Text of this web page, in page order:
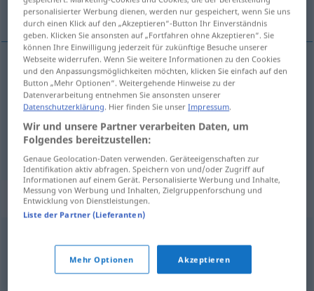
член, артикул, статия
член Artikel GRAM
артикул Artikel HANDEL
статия ArtikelZeitung
Synonyme für "Artikel"
(in einer Zeitung publizierter) Text,Beitrag
personalisierter Werbung dienen, werden nur gespeichert, wenn Sie uns
durch einen Klick auf den „Akzeptieren“-Button Ihr Einverständnis
geben. Klicken Sie ansonsten auf „Fortfahren ohne Akzeptieren“. Sie
können Ihre Einwilligung jederzeit für zukünftige Besuche unserer
Webseite widerrufen. Wenn Sie weitere Informationen zu den Cookies
und den Anpassungsmöglichkeiten möchten, klicken Sie einfach auf den
Button „Mehr Optionen“. Weitergehende Hinweise zu der
Datenverarbeitung entnehmen Sie ansonsten unserer
Datenschutzerklärung . Hier finden Sie unserImpressum
Wir und unsere Partner verarbeiten Daten, um
Folgendes bereitzustellen:
Genaue Geolocation-Daten verwenden. Geräteeigenschaften zur
Identifikation aktiv abfragen. Speichern von und/oder Zugriff auf
Informationen auf einem Gerät. Personalisierte Werbung und Inhalte,
Messung von Werbung und Inhalten, Zielgruppenforschung und
Entwicklung von Dienstleistungen.
Liste der Partner (Lieferanten)
Mehr Optionen Akzeptieren